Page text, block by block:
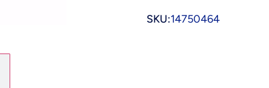
SKU:14750464